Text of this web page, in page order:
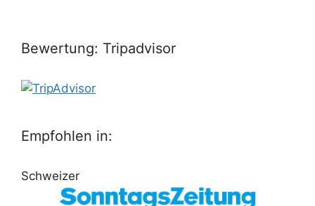
Bewertung: Tripadvisor
Empfohlen in:
Schweizer